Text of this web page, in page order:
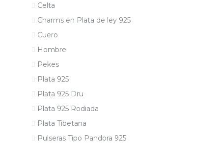
Celta
Charms en Plata de ley 925
Cuero
Hombre
Pekes
Plata 925
Plata 925 Dru
Plata 925 Rodiada
Plata Tibetana
Pulseras Tipo Pandora 925